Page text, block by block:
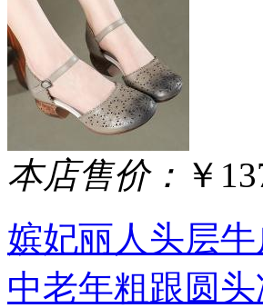
本店售价： ￥
嫔妃丽人头层
中老年粗跟圆